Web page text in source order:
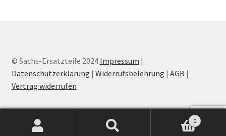
© Sachs-Ersatzteile 2024 Impressum |
Datenschutzerklärung | Widerrufsbelehrung | AGB |
Vertrag widerrufen
0